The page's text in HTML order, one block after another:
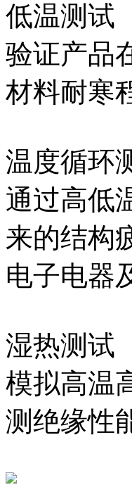
低温测试
验证产品
材料耐寒
温度循环
通过高低
来的结构
电子电器
湿热测试
模拟高温
测绝缘性